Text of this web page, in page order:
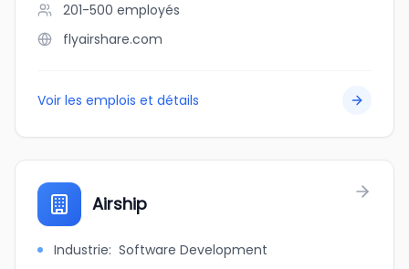
201-500 employés
flyairshare.com
Voir les emplois et détails
Airship
Industrie: Software Development